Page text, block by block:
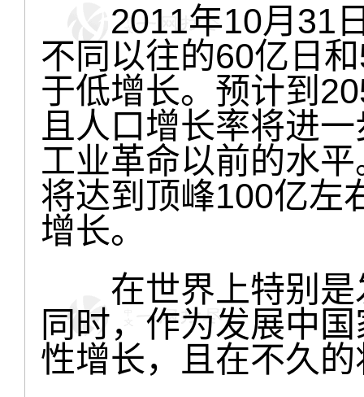
2011年10月31日
不同以往的60亿日
于低增长。预计到
且人口增长率将进
工业革命以前的水
将达到顶峰100亿左
增长。
在世界上特别是
同时，作为发展中
性增长，且在不久